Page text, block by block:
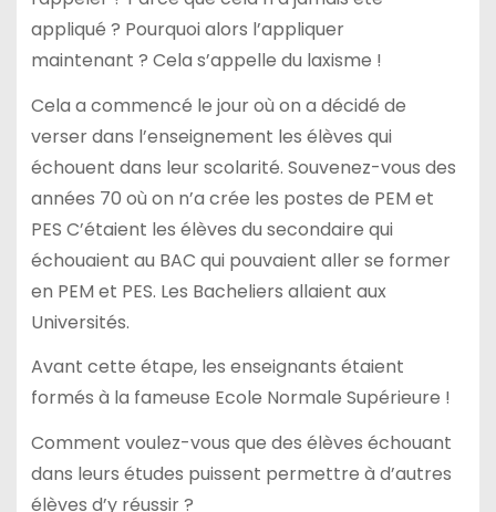
appliqué ? Pourquoi alors l’appliquer
maintenant ? Cela s’appelle du laxisme !
Cela a commencé le jour où on a décidé de
verser dans l’enseignement les élèves qui
échouent dans leur scolarité. Souvenez-vous des
années 70 où on n’a crée les postes de PEM et
PES C’étaient les élèves du secondaire qui
échouaient au BAC qui pouvaient aller se former
en PEM et PES. Les Bacheliers allaient aux
Universités.
Avant cette étape, les enseignants étaient
formés à la fameuse Ecole Normale Supérieure !
Comment voulez-vous que des élèves échouant
dans leurs études puissent permettre à d’autres
élèves d’y réussir ?